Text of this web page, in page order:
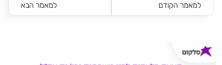
למאמר הקודם למאמר הבא